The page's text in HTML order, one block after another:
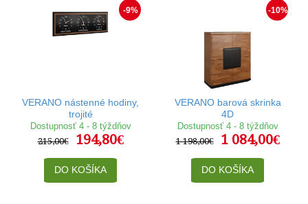
-9%
VERANO nástenné hodiny,
trojité
Dostupnosť 4 - 8 týždňov
215,00€
194,80€
DO KOŠÍKA
-10%
VERANO barová skrinka
4D
Dostupnosť 4 - 8 týždňov
1 198,00€
1 084,00€
DO KOŠÍKA